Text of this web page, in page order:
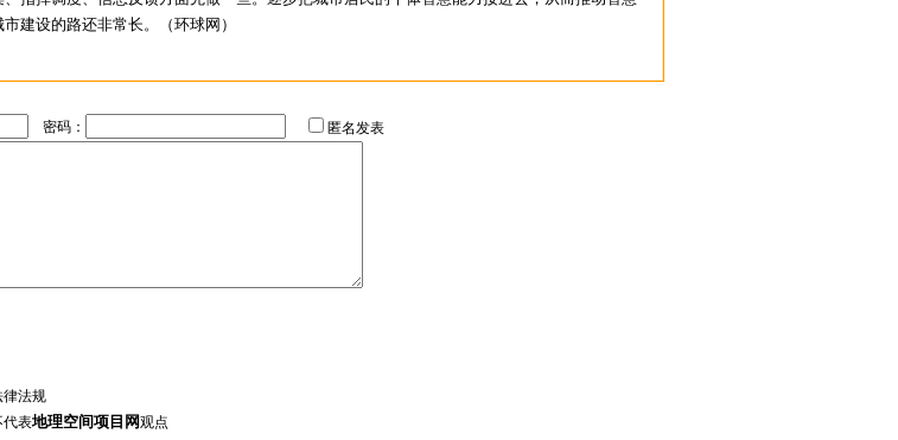
建设的路还非常长。（环球网）
密码： 匿名发表
律法规
代表地理空间项目网观点